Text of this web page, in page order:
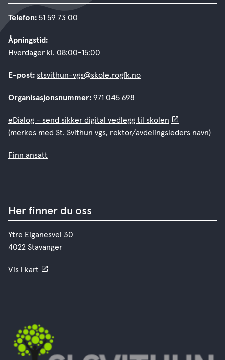
Telefon: 51 59 73 00
Åpningstid:
Hverdager kl. 08:00-15:00
E-post: stsvithun-vgs@skole.rogfk.no
Organisasjonsnummer: 971 045 698
eDialog - send sikker digital vedlegg til skolen
(merkes med St. Svithun vgs, rektor/avdelingsleders navn)
Finn ansatt
Her finner du oss
Ytre Eiganesvei 30
4022 Stavanger
Vis i kart